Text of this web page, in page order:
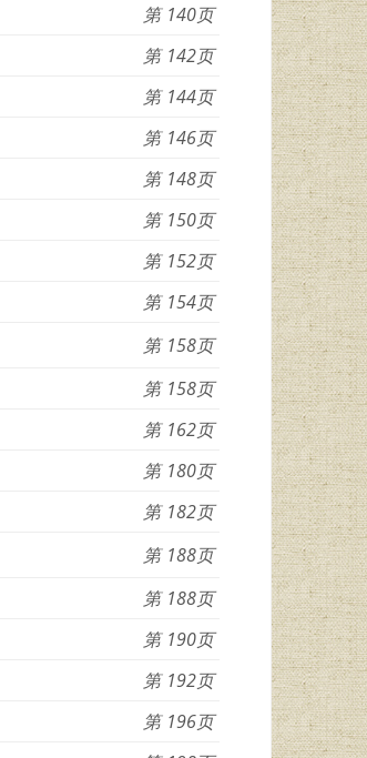
140
142
144
146
148
150
152
154
158
158
162
180
182
188
188
190
192
196